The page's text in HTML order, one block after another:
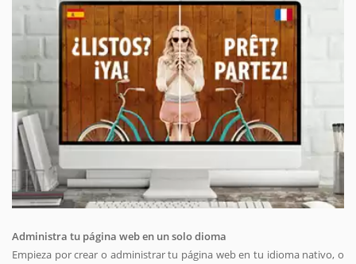
Administra tu página web en un solo dioma
Empieza por crear o administrar tu página web en tu idioma nativo, o